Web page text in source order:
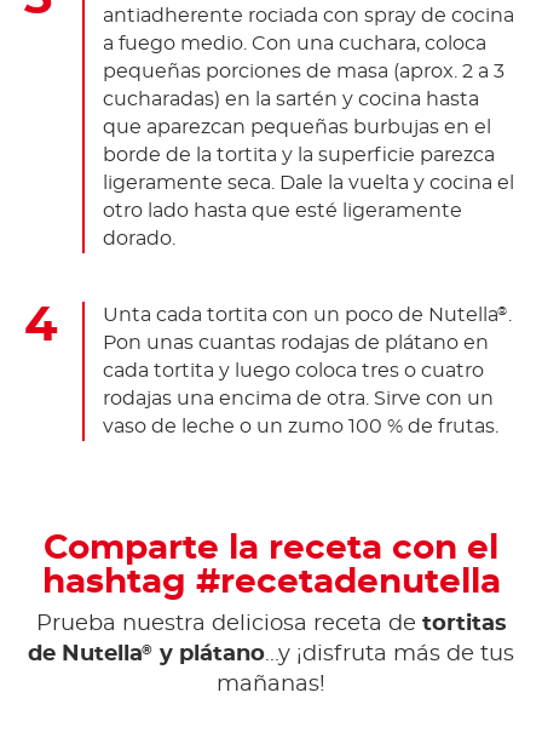
antiadherente rociada con spray de cocina
a fuego medio. Con una cuchara, coloca
pequeñas porciones de masa (aprox. 2 a 3
cucharadas) en la sartén y cocina hasta
que aparezcan pequeñas burbujas en el
borde de la tortita y la superficie parezca
ligeramente seca. Dale la vuelta y cocina el
otro lado hasta que esté ligeramente
dorado.
Unta cada tortita con un poco de Nutella®
Pon unas cuantas rodajas de plátano en
cada tortita y luego coloca tres o cuatro
rodajas una encima de otra. Sirve con un
vaso de leche o un zumo 100 % de frutas.
Comparte la receta con el
hashtag #recetadenutella
Prueba nuestra deliciosa receta de tortitas
de Nutella® y plátano...y ¡disfruta más de tus
mañanas!